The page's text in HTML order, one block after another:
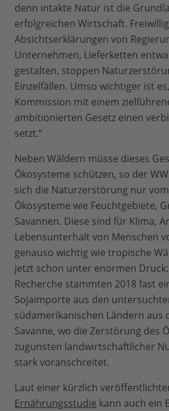
denn intakte Natur ist die
erfolgreichen Wirtschaft.
Absichtserklärungen von
Unternehmen, Lieferketten
gestalten, stoppen
Einzelfällen. Umso wichtiger ist
Kommission mit einem
ambitionierten Gesetz einen
setzt.“
Neben Wäldern müsse dieses
Ökosysteme schützen, so der
sich die Naturzerstörung nur
Ökosysteme wie Feuchtgebiete,
Savannen. Diese sind für Klima,
Lebensunterhalt von Menschen
genauso wichtig wie tropische
jetzt schon unter enormen Druck:
Recherche stammten 2018 fast
Sojaimporte aus den
südamerikanischen Ländern aus
Savanne, wo die Zerstörung des
zugunsten landwirtschaftlicher
stark voranschreitet.
Laut einer kürzlich
Ernährungsstudie kann auch ein